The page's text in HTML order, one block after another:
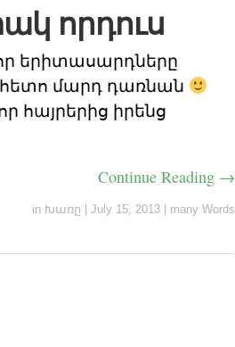
որդուս
երիտասարդները
հետո մարդ դառնան
հայրերից իրենց
Continue Reading →
in Խառը July 15, 2013 many Words